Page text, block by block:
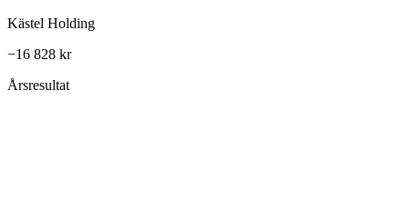
Kästel Holding
−16 828 kr
Årsresultat